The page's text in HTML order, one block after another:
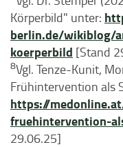
Körperbild" unter:
berlin.de/wikiblog/
koerperbild [Stand
8Vgl. Tenze-Kunit,
Frühintervention als
https://
fruehintervention-
29.06.25]